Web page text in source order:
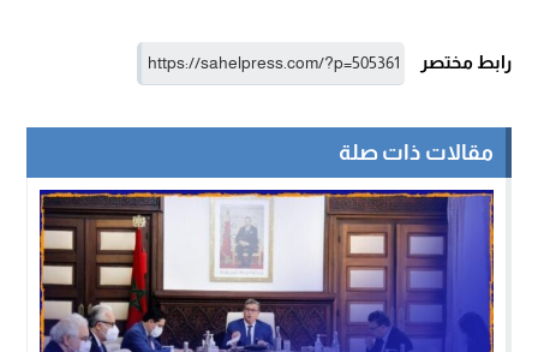
رابط مختصر
مقالات ذات صلة